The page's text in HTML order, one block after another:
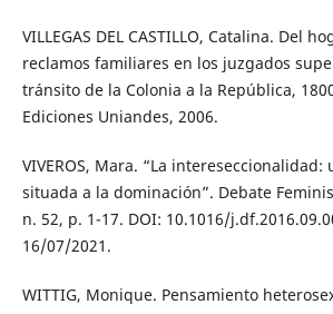
VILLEGAS DEL CASTILLO, Catalina. Del
reclamos familiares en los juzgados
tránsito de la Colonia a la República,
Ediciones Uniandes, 2006.
VIVEROS, Mara. “La
situada a la dominación”. Debate
n. 52, p. 1-17. DOI: 10.1016/
16/07/2021.
WITTIG, Monique. Pensamiento